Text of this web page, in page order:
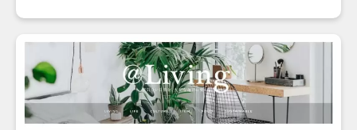
い――。そんな課題も、ワン・パブリッシングならスマートに
解決！ 2023年8月11〜12日にかけて、自由研究とサイエ
ンスに特化した、ワークショップ型のイベントとして生ま
れ変わらせました。